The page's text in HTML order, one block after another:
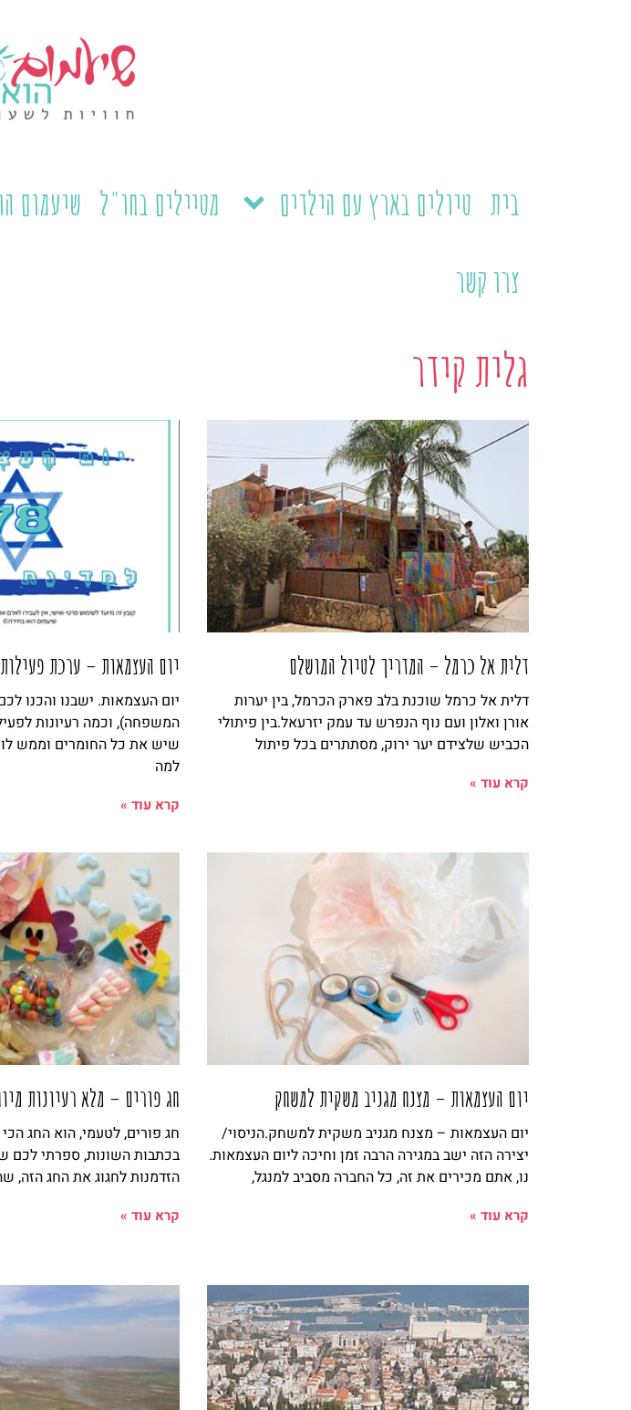
בית טיולים בארץ עם הילדים מטיילים בחו"ל שיעמום
צרו קשר
גלית קידר
דלית אל כרמל – המדריך לטיול המושלם
דלית אל כרמל שוכנת בלב פארק הכרמל, בין יערות
אורן ואלון ועם נוף הנפרש עד עמק יזרעאל.בין פיתולי
הכביש שלצידם יער ירוק, מסתתרים בכל פיתול
קרא עוד »
יום העצמאות – ערכת
יום העצמאות. ישבנו והכנו
המשפחה), וכמה רעיונות
שיש את כל החומרים וממש
למה
קרא עוד »
יום העצמאות – מצנח מגניב משקית למשחק
יום העצמאות – מצנח מגניב משקית למשחק.הניסוי/
יצירה הזה ישב במגירה הרבה זמן וחיכה ליום העצמאות.
נו, אתם מכירים את זה, כל החברה מסביב למנגל,
קרא עוד »
חג פורים – מלא רעיונות
חג פורים, לטעמי, הוא החג
בכתבות השונות, ספרתי לכם
הזדמנות לחגוג את החג הזה,
קרא עוד »
עמודעמוד